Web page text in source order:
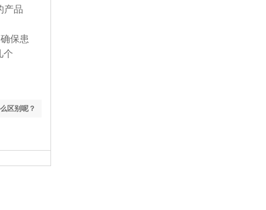
产品
保患
个
区别呢？